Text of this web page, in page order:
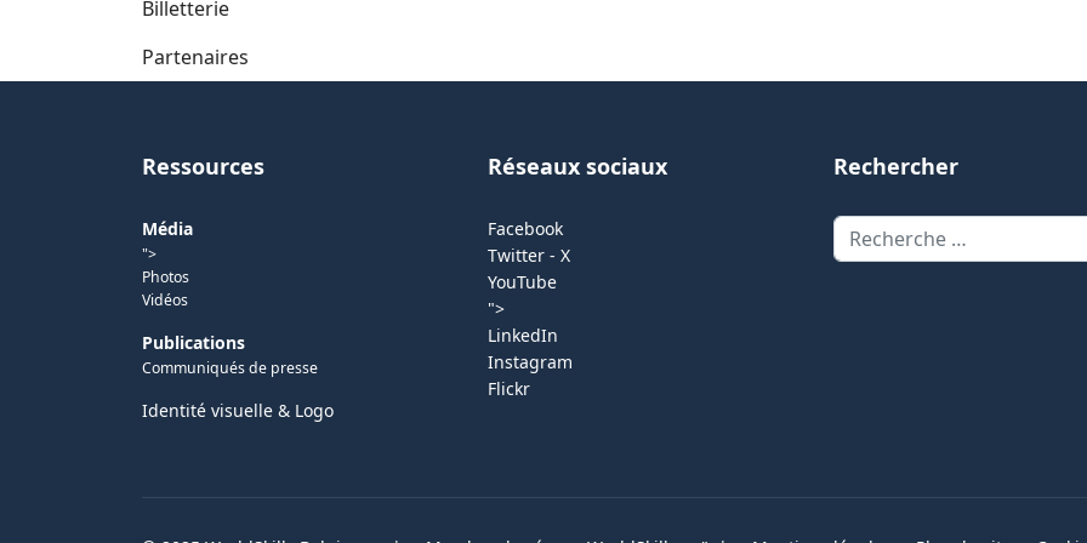
Billetterie
Partenaires
Ressources
Média
">
Photos
Vidéos
Publications
Communiqués de presse
Identité visuelle & Logo
Réseaux sociaux
Facebook
Twitter - X
YouTube
">
LinkedIn
Instagram
Flickr
Rechercher
Rechercher